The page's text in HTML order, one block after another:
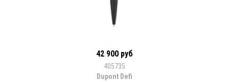
42 900 руб
405735
Dupont Defi